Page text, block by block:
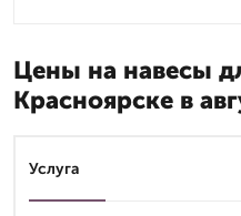
Цены на навесы
Красноярске в
Услуга